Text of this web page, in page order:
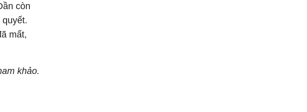
còn
mất,
khảo.